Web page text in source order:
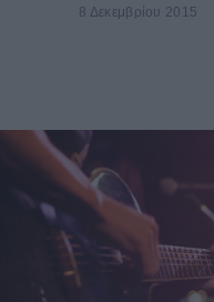
8 Δεκεμβρίου 2015